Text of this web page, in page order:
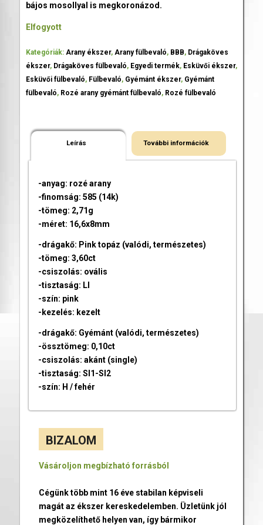
bájos mosollyal is megkoronázod.
Elfogyott
Kategóriák: Arany ékszer, Arany fülbevaló, BBB, Drágaköves
ékszer, Drágaköves fülbevaló, Egyedi termék, Esküvői ékszer,
Esküvői fülbevaló, Fülbevaló, Gyémánt ékszer, Gyémánt
fülbevaló, Rozé arany gyémánt fülbevaló, Rozé fülbevaló
Leírás További információk
-anyag: rozé arany
-finomság: 585 (14k)
-tömeg: 2,71g
-méret: 16,6x8mm
-drágakő: Pink topáz (valódi, természetes)
-tömeg: 3,60ct
-csiszolás: ovális
-tisztaság: LI
-szín: pink
-kezelés: kezelt
-drágakő: Gyémánt (valódi, természetes)
-össztömeg: 0,10ct
-csiszolás: akánt (single)
-tisztaság: SI1-SI2
-szín: H / fehér
BIZALOM
Vásároljon megbízható forrásból
Cégünk több mint 16 éve stabilan képviseli
magát az ékszer kereskedelemben. Üzletünk jól
megközelíthető helyen van, így bármikor